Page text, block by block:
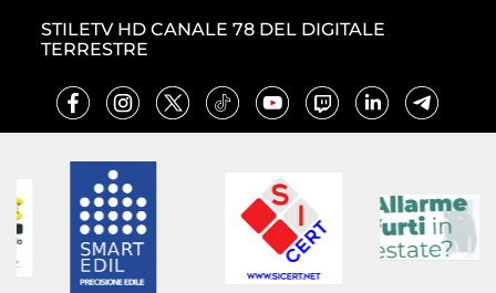
STILETV HD CANALE 78 DEL DIGITALE
TERRESTRE